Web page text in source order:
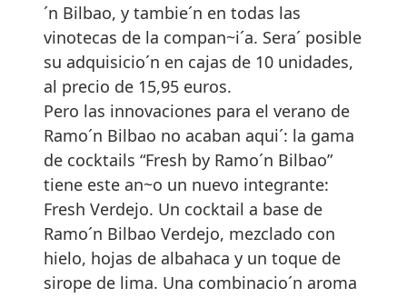
´n Bilbao, y tambie´n en todas las
vinotecas de la compan~i´a. Sera´ posible
su adquisicio´n en cajas de 10 unidades,
al precio de 15,95 euros.
Pero las innovaciones para el verano de
Ramo´n Bilbao no acaban aqui´: la gama
de cocktails “Fresh by Ramo´n Bilbao”
tiene este an~o un nuevo integrante:
Fresh Verdejo. Un cocktail a base de
Ramo´n Bilbao Verdejo, mezclado con
hielo, hojas de albahaca y un toque de
sirope de lima. Una combinacio´n aroma